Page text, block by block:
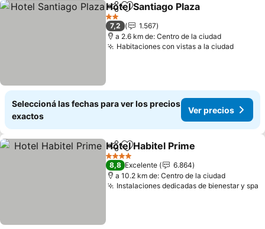
CompartirAñadir a favoritos
Hotel Santiago Plaza
2 Estrellas
7,2
1.567
a 2.6 km de: Centro de la ciudad
Habitaciones con vistas a la ciudad
Seleccioná las fechas para ver los precios
exactos
Ver precios
CompartirAñadir a favoritos
Hotel Habitel Prime
4 Estrellas
8,8 Excelente
6.864
a 10.2 km de: Centro de la ciudad
Instalaciones dedicadas de bienestar y spa